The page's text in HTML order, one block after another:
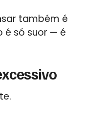
também é
é só suor — é